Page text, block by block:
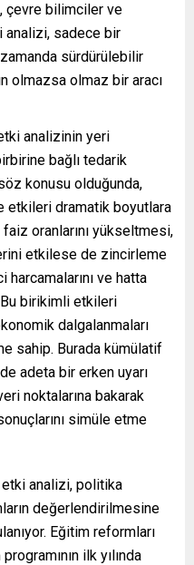
çevre bilimciler ve
analizi, sadece bir
sürdürülebilir
olmazsa olmaz bir aracı
analizinin yeri
bağlı tedarik
konusu olduğunda,
etkileri dramatik boyutlara
oranlarını yükseltmesi,
etkilese de zincirleme
harcamalarını ve hatta
birikimli etkileri
dalgalanmaları
sahip. Burada kümülatif
adeta bir erken uyarı
noktalarına bakarak
simüle etme
analizi, politika
değerlendirilmesine
Eğitim reformları
ilk yılında